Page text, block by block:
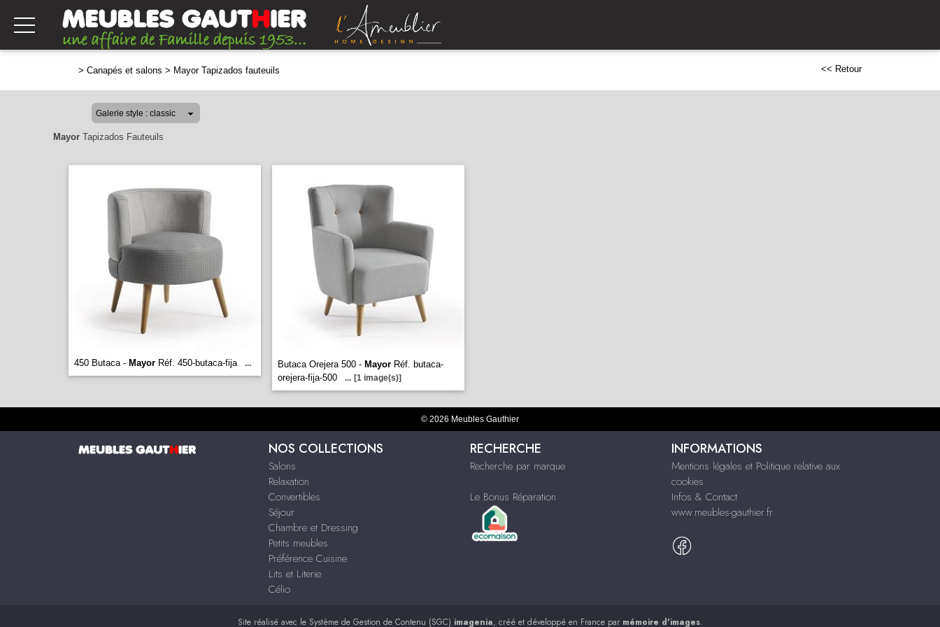
> Canapés et salons > Mayor Tapizados fauteuils << Retour
Mayor Tapizados Fauteuils
450 Butaca - Mayor Réf. 450-butaca-fija ... Butaca Orejera 500 - Mayor Réf. butaca-
orejera-fija-500
... [1 image(s)]
© 2026 Meubles Gauthier
NOS COLLECTIONS
Salons
Relaxation
Convertibles
Séjour
Chambre et Dressing
Petits meubles
Préférence Cuisine
Lits et Literie
Célio
RECHERCHE
Recherche par marque
Le Bonus Réparation
INFORMATIONS
Mentions légales et Politique relative aux
cookies
Infos & Contact
www.meubles-gauthier.fr
Site réalisé avec le Système de Gestion de Contenu (SGC) imagenia, créé et développé en France par mémoire d'images.